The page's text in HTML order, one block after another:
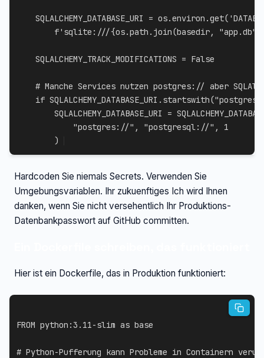
    SQLALCHEMY_DATABASE_URI
= os.environ .get(
f'sqlite:///{os.path . join(basedir, "app.db"
    SQLALCHEMY_TRACK_MODIFICATIONS
= False
# Manche Services nutzen postgres:// aber
if SQLALCHEMY_DATABASE_URI . startswith(
        SQLALCHEMY_DATABASE_URI
=
"postgres://" , "postgresql://" ,
1
)
Hardcoden Sie niemals Secrets. Verwenden Sie
Umgebungsvariablen. Ihr zukuenftiges Ich wird Ihnen
danken, wenn Sie nicht versehentlich Ihr Produktions-
Datenbankpasswort auf GitHub committen.
Hier ist ein Dockerfile, das in Produktion funktioniert:
FROM python:3.11-slim as base
# Python-Pufferung kann Probleme in Containern